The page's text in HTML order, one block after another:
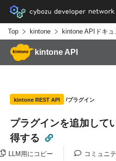
Top kintone kintone APIドキュ
kintone API
kintone REST API プラグイン
プラグインを追加して
得する
LLM用にコピー コミュニ